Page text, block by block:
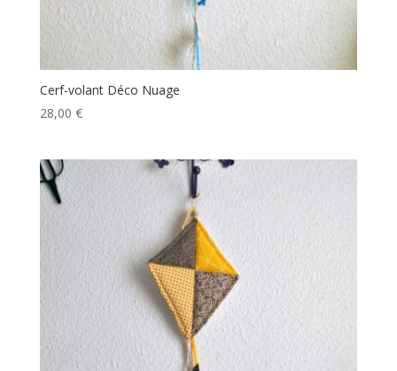
Cerf-volant Déco Nuage
28,00 €